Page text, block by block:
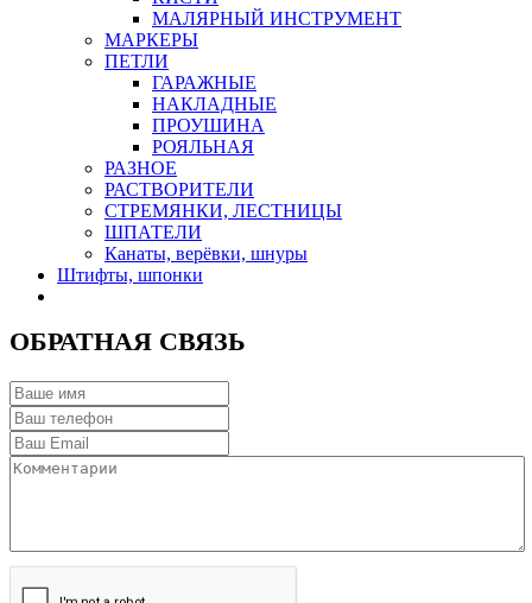
МАЛЯРНЫЙ ИНСТРУМЕНТ
МАРКЕРЫ
ПЕТЛИ
ГАРАЖНЫЕ
НАКЛАДНЫЕ
ПРОУШИНА
РОЯЛЬНАЯ
РАЗНОЕ
РАСТВОРИТЕЛИ
СТРЕМЯНКИ, ЛЕСТНИЦЫ
ШПАТЕЛИ
Канаты, верёвки, шнуры
Штифты, шпонки
ОБРАТНАЯ СВЯЗЬ